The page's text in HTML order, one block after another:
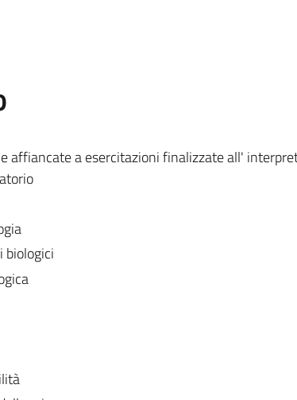
affiancate a esercitazioni finalizzate all'
biologici